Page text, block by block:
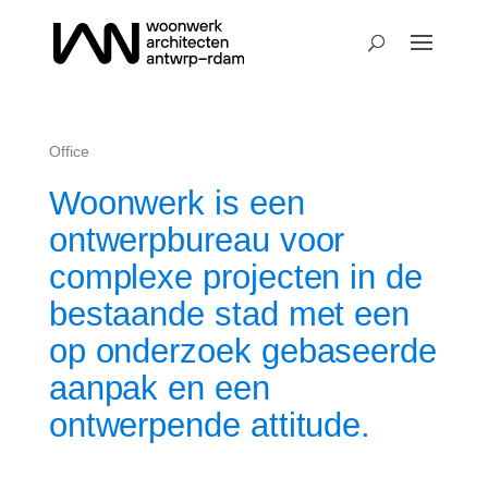
Office
Woonwerk is een
ontwerpbureau voor
complexe projecten in de
bestaande stad met een
op onderzoek gebaseerde
aanpak en een
ontwerpende attitude.